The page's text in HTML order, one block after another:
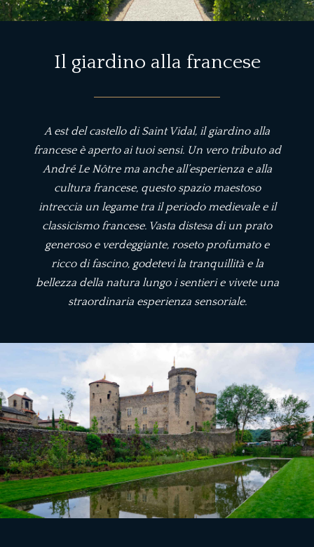
Il giardino alla francese
A est del castello di Saint Vidal, il giardino alla
francese è aperto ai tuoi sensi. Un vero tributo ad
André Le Nôtre ma anche all’esperienza e alla
cultura francese, questo spazio maestoso
intreccia un legame tra il periodo medievale e il
classicismo francese. Vasta distesa di un prato
generoso e verdeggiante, roseto profumato e
ricco di fascino, godetevi la tranquillità e la
bellezza della natura lungo i sentieri e vivete una
straordinaria esperienza sensoriale.